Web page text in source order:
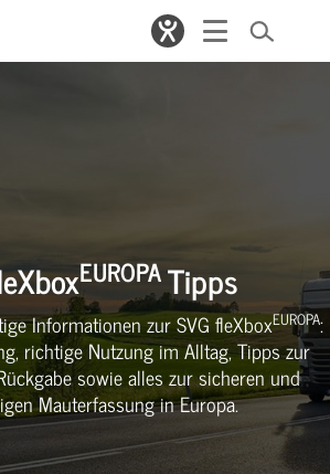
EUROPATipps
Informationen zur SVG fleXboxEUROPA:
richtige Nutzung im Alltag, Tipps zur
sowie alles zur sicheren und
Mauterfassung in Europa.